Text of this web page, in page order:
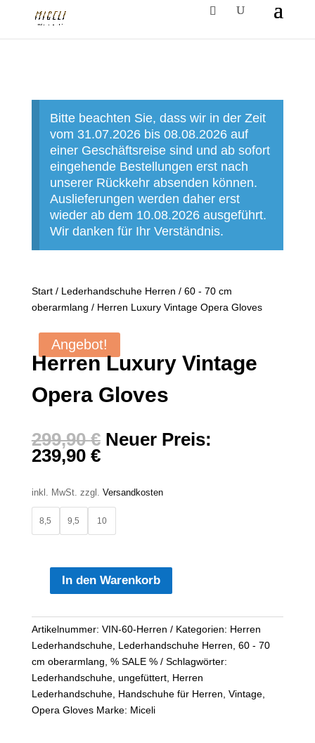
Bitte beachten Sie, dass wir in der Zeit
vom 31.07.2026 bis 08.08.2026 auf
einer Geschäftsreise sind und ab sofort
eingehende Bestellungen erst nach
unserer Rückkehr absenden können.
Auslieferungen werden daher erst
wieder ab dem 10.08.2026 ausgeführt.
Wir danken für Ihr Verständnis.
Start/ Lederhandschuhe Herren / 60 - 70 cm
oberarmlang / Herren Luxury Vintage Opera Gloves
Angebot!
Herren Luxury Vintage
Opera Gloves
299,90€ Ursprünglicher
299,90 €
Neuer Preis:
239,90 €Aktueller
ist:
239,90 €.
inkl. MwSt. zzgl. Versandkosten
8,5 9,5 10
Vintage
Opera
Gloves
Menge
In den Warenkorb
Artikelnummer: VIN-60-Herren Kategorien: Herren
Lederhandschuhe, Lederhandschuhe Herren, 60 - 70
cm oberarmlang, % SALE %
Schlagwörter:
Lederhandschuhe, ungefüttert, Herren
Lederhandschuhe, Handschuhe für Herren, Vintage,
Opera Gloves Marke: Miceli